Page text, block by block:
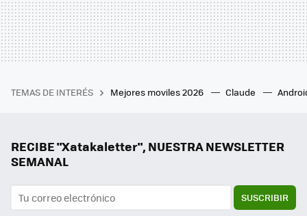
TEMAS DE INTERÉS Mejores moviles 2026 Claude
RECIBE "Xatakaletter", NUESTRA NEWSLETTER
SEMANAL
SUSCRIBIR